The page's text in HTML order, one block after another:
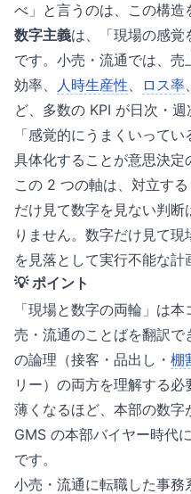
べ」と言うのは、この構造
数字主義は、「現場の感覚
です。小売・流通では、売
効率、 人時生産性、 ロス率
ど、多数の KPI が日次・週
「感覚的にうまくいって
具体化することが意思決定
この 2 つの軸は、対立す
だけ見て数字を見ない判
りません。数字だけ見て
を見落として実行不能な計
💡 ポイント
「現場と数字の両輪」は
売・流通のことばを翻訳
の論理（接客・品出し・ 棚
リー）の両方を理解する
薄くなるほど、本部の数
GMS の本部バイヤー時代
です。
小売・流通に転職した事務